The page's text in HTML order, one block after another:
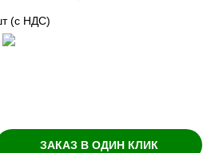
(с НДС)
ЗАКАЗ В ОДИН КЛИК